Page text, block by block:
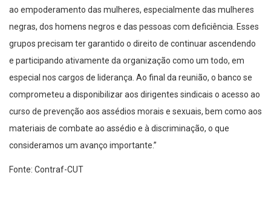
ao empoderamento das mulheres, especialmente das mulheres
negras, dos homens negros e das pessoas com deficiência. Esses
grupos precisam ter garantido o direito de continuar ascendendo
e participando ativamente da organização como um todo, em
especial nos cargos de liderança. Ao final da reunião, o banco se
comprometeu a disponibilizar aos dirigentes sindicais o acesso ao
curso de prevenção aos assédios morais e sexuais, bem como aos
materiais de combate ao assédio e à discriminação, o que
consideramos um avanço importante.”
Fonte: Contraf-CUT